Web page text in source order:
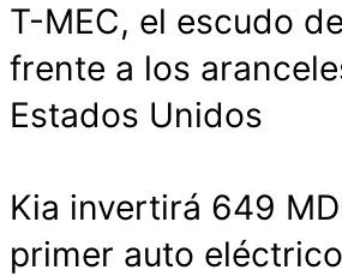
T-MEC, el escudo
frente a los
Estados Unidos
Kia invertirá 649
primer auto